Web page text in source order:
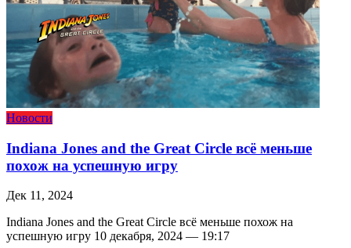
Новости
Indiana Jones and the Great Circle всё меньше
похож на успешную игру
Дек 11, 2024
Indiana Jones and the Great Circle всё меньше похож на
успешную игру 10 декабря, 2024 — 19:17